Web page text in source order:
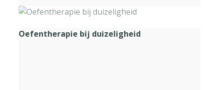
Oefentherapie bij duizeligheid